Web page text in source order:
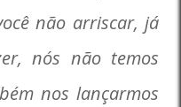
não arriscar, já
nós não temos
nos lançarmos